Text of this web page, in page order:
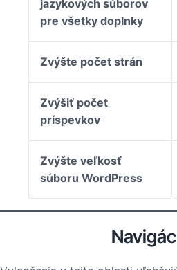
jazykových súborov
pre všetky doplnky
Zvýšte počet strán
Zvýšiť počet
príspevkov
Zvýšte veľkosť
súboru WordPress